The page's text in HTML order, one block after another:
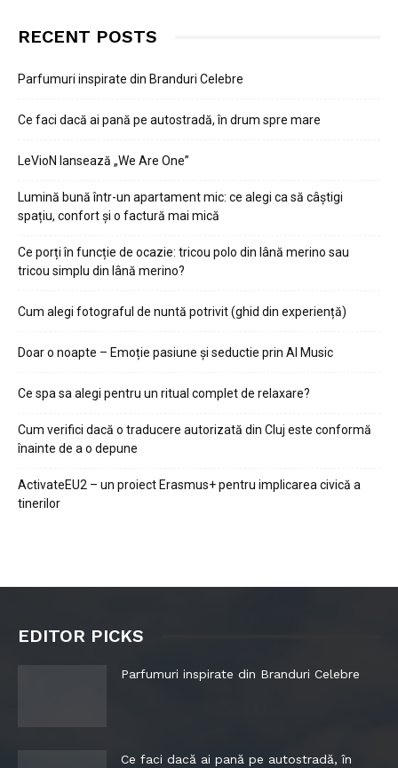
RECENT POSTS
Parfumuri inspirate din Branduri Celebre
Ce faci dacă ai pană pe autostradă, în drum spre mare
LeVioN lansează „We Are One”
Lumină bună într-un apartament mic: ce alegi ca să câștigi
spațiu, confort și o factură mai mică
Ce porți în funcție de ocazie: tricou polo din lână merino sau
tricou simplu din lână merino?
Cum alegi fotograful de nuntă potrivit (ghid din experiență)
Doar o noapte – Emoție pasiune și seductie prin AI Music
Ce spa sa alegi pentru un ritual complet de relaxare?
Cum verifici dacă o traducere autorizată din Cluj este conformă
înainte de a o depune
ActivateEU2 – un proiect Erasmus+ pentru implicarea civică a
tinerilor
EDITOR PICKS
Parfumuri inspirate din Branduri Celebre
Ce faci dacă ai pană pe autostradă, în